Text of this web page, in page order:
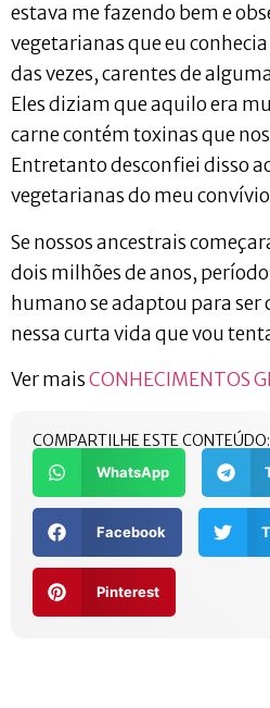
estava me fazendo bem e
vegetarianas que eu
das vezes, carentes de
Eles diziam que aquilo era
carne contém toxinas que
Entretanto desconfiei disso
vegetarianas do meu
Se nossos ancestrais
dois milhões de anos,
humano se adaptou para ser
nessa curta vida que vou
Ver maisCONHECIMENTOS
COMPARTILHE ESTE CONTEÚDO:
WhatsApp
Facebook
Pinterest